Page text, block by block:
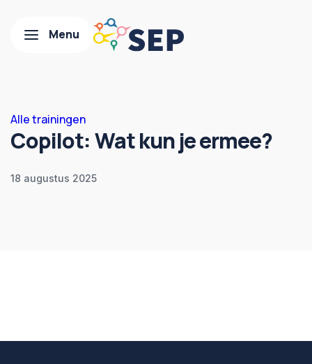
Alle trainingen
Copilot: Wat kun je ermee?
18 augustus 2025